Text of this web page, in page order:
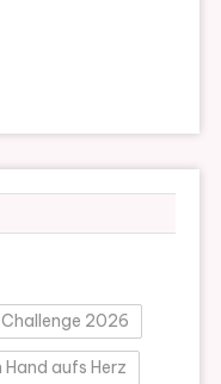
2026
Hand aufs Herz